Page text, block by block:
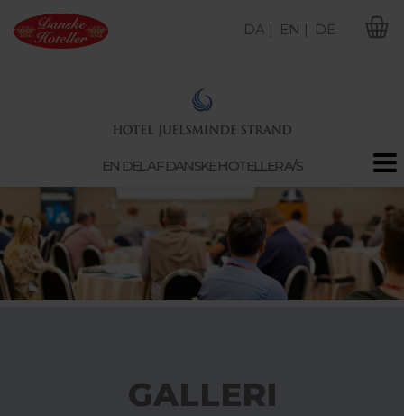
EN DEL AF DANSKE HOTELLER A/S
DA | EN | DE
GALLERI